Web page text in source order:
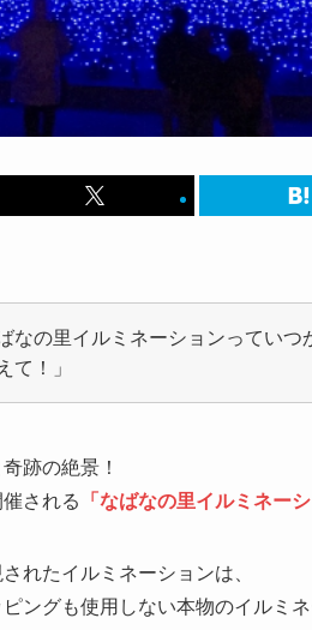
ばなの里イルミネーションってい
て！」
跡の絶景！
される
「なばなの里イルミネーシ
れたイルミネーションは、
ングも使用しない本物のイルミネ